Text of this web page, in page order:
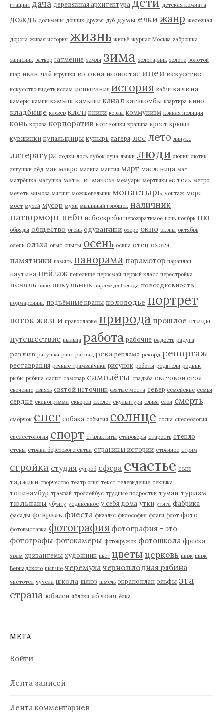
гтацинт дача деревянная архитектура детская комната
дождь дольмены донник друзья дуб думы елки жанр железная
дорога живая история жизнь жильё журнал Москва заброшка
запасник затвор затмение земля зима золотарник золото золотой
шар иван-чай игрушки из окна иконостас иней искусство
искусство видеть ислам испытания история кабан калина
камеры камни камыш камыши канал катакомбы квартира кино
кладбище клевер клен книги козлы коммунизм конная полиция
конь корова корпоратив кот кошки крапива крест крыша
кувшинки купальщицы купырь лагеря лес лето линукс
литература лодки лось лубок луна лыжи люди люпин лютик
лягушки лёд май макро малина мантия март масленица мат
матрёшка матушка мать-и-мачеха мемуары мертвяки метель метро
мечеть мимоза митинг можжевельник монастырь монтаж море
мост музей мусор мухи мышиный горошек наличник
натюрморт небо небоскребы невозвратимое ночь ноябрь ню
обряды общество огонь одуванчики озеро окно окопы октябрь
олень ольха опыт опыты осень осина отец охота
памятники память панорама парамотор параплан
паутина пейзаж пепелище первомай первый класс перестройка
печаль пиво пикульник пирамида Голода повседневность
подмаренник подъёмные краны половодье портрет
поток жизни православие природа прошлое птицы
путешествие пыльца работа рабочие радость радуга
разлив ракушки рапс распад река реклама рекорд репортаж
реставрация речные трамвайчики рисунок роботы родители родник
рыбы рябина салют самовар самолёты свадьба световой стол
свечение свиязь святой источник святые места север семейские семья
сердце сканограмма скворец скелет скульптура слива слон смерть
сморчок снег собака события солнце сосна спелеология
спелестология спорт сталактиты староверы старость стекло
стены страна берёзового ситца страницы истории странное стрим
стройка студия сугроб сфера счастье сын
таджики творчество театр огня текст телевидение техника
топинамбур трамвай троллейбус трудные подростки туман туризм
тюльпаны убунту уединенное у себя дома утки утята фабрика
фасады февраль фиеста физалис философия флаги флот фото
фотовыставка фотография фотография - это
фотографы фотокамеры фотокружок фотошкола фреска
храм хризантемы художник цвет цветы церковь цирк цирк
Вернадского цыгане черемуха черноплодная рябина
чистотел чучела школа шлюз шмель экраноплан эльфы эта
страна юбилей яблоки яблоня ёлка
МЕТА
Войти
Лента записей
Лента комментариев